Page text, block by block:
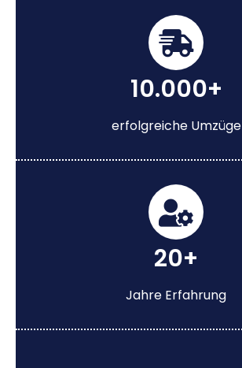
10.000+
erfolgreiche Umzüge
20+
Jahre Erfahrung